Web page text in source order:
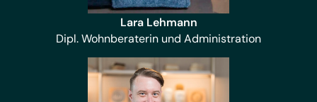
Lara Lehmann
Dipl. Wohnberaterin und Administration